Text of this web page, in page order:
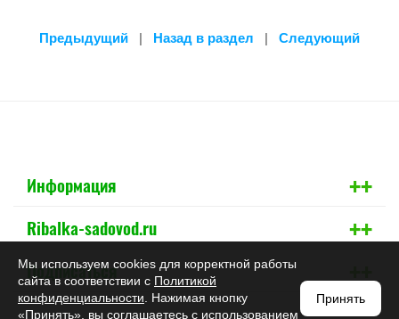
Предыдущий | Назад в раздел | Следующий
Информация +
+
Ribalka-sadovod.ru +
+
Подписаться +
+
Мы используем cookies для корректной работы
сайта в соответствии с Политикой
конфиденциальности . Нажимая кнопку
«Принять», вы соглашаетесь с использованием
Принять